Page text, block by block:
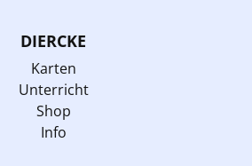
DIERCKE
Karten
Unterricht
Shop
Info